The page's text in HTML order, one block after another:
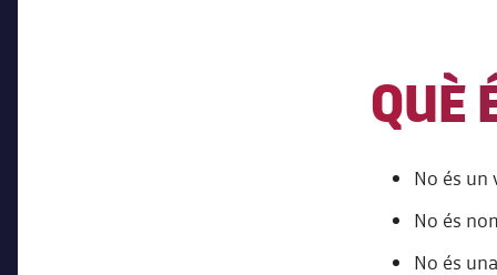
QUÈ
No és un
No és
No és